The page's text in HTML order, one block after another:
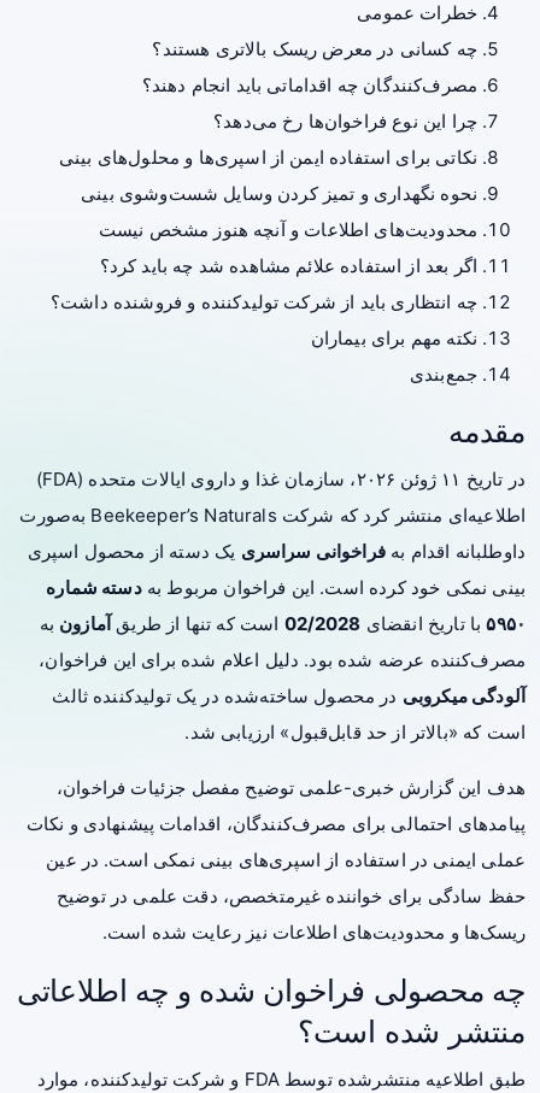
خطرات عمومی
چه کسانی در معرض ریسک بالاتری هستند؟
مصرف‌کنندگان چه اقداماتی باید انجام دهند؟
چرا این نوع فراخوان‌ها رخ می‌دهد؟
نکاتی برای استفاده ایمن از اسپری‌ها و محلول‌های بینی
نحوه نگهداری و تمیز کردن وسایل شست‌وشوی بینی
محدودیت‌های اطلاعات و آنچه هنوز مشخص نیست
اگر بعد از استفاده علائم مشاهده شد چه باید کرد؟
چه انتظاری باید از شرکت تولیدکننده و فروشنده داشت؟
نکته مهم برای بیماران
جمع‌بندی
مقدمه
در تاریخ ۱۱ ژوئن ۲۰۲۶، سازمان غذا و داروی ایالات متحده (FDA)
اطلاعیه‌ای منتشر کرد که شرکت Beekeeper’s Naturals به‌صورت
داوطلبانه اقدام بهفراخوانی سراسری یک دسته از محصول اسپری
بینی نمکی خود کرده است. این فراخوان مربوط بهدسته شماره
۵۹۵۰با تاریخ انقضای 02/2028 است که تنها از طریق آمازون به
مصرف‌کننده عرضه شده بود. دلیل اعلام شده برای این فراخوان،
آلودگی میکروبی در محصول ساخته‌شده در یک تولیدکننده ثالث
است که «بالاتر از حد قابل‌قبول» ارزیابی شد.
هدف این گزارش خبری-علمی توضیح مفصل جزئیات فراخوان،
پیامدهای احتمالی برای مصرف‌کنندگان، اقدامات پیشنهادی و نکات
عملی ایمنی در استفاده از اسپری‌های بینی نمکی است. در عین
حفظ سادگی برای خواننده غیرمتخصص، دقت علمی در توضیح
ریسک‌ها و محدودیت‌های اطلاعات نیز رعایت شده است.
چه محصولی فراخوان شده و چه اطلاعاتی
منتشر شده است؟
طبق اطلاعیه منتشرشده توسط FDA و شرکت تولیدکننده، موارد